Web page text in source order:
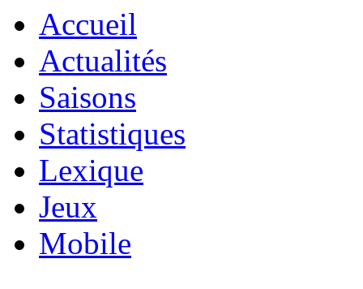
Accueil
Actualités
Saisons
Statistiques
Lexique
Jeux
Mobile